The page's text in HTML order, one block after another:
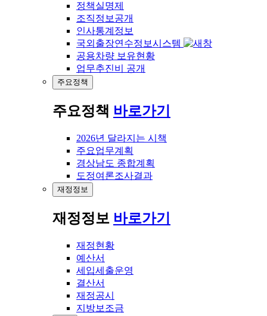
정책실명제
조직정보공개
인사통계정보
국외출장연수정보시스템
공용차량 보유현황
업무추진비 공개
주요정책
주요정책 바로가기
2026년 달라지는 시책
주요업무계획
경상남도 종합계획
도정여론조사결과
재정정보
재정정보 바로가기
재정현황
예산서
세입세출운영
결산서
재정공시
지방보조금